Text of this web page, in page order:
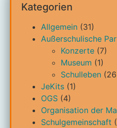
Kategorien
Allgemein (31)
Außerschulische
Konzerte (7)
Museum (1)
Schulleben
JeKits (1)
OGS (4)
Organisation der
Schulgemeinschaft